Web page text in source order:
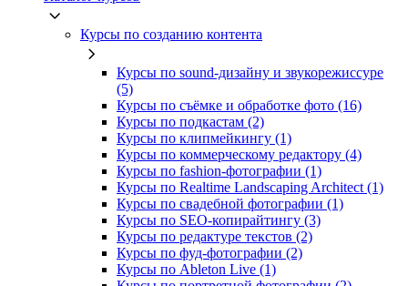
Курсы по созданию контента
Курсы по sound-дизайну и звукорежиссуре
(5)
Курсы по съёмке и обработке фото (16)
Курсы по подкастам (2)
Курсы по клипмейкингу (1)
Курсы по коммерческому редактору (4)
Курсы по fashion-фотографии (1)
Курсы по Realtime Landscaping Architect (1)
Курсы по свадебной фотографии (1)
Курсы по SEO-копирайтингу (3)
Курсы по редактуре текстов (2)
Курсы по фуд-фотографии (2)
Курсы по Ableton Live (1)